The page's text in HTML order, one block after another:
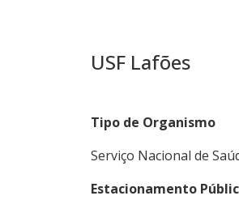
USF Lafões
Tipo de Organismo
Serviço Nacional de
Estacionamento